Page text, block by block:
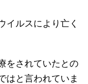
イルスにより亡く
をされていたとの
はと言われていま